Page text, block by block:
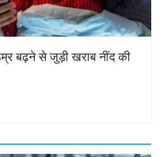
बढ़ने से जुड़ी खराब नींद की